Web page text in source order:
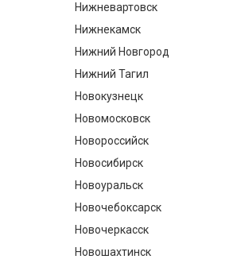
Нижневартовск
Нижнекамск
Нижний Новгород
Нижний Тагил
Новокузнецк
Новомосковск
Новороссийск
Новосибирск
Новоуральск
Новочебоксарск
Новочеркасск
Новошахтинск